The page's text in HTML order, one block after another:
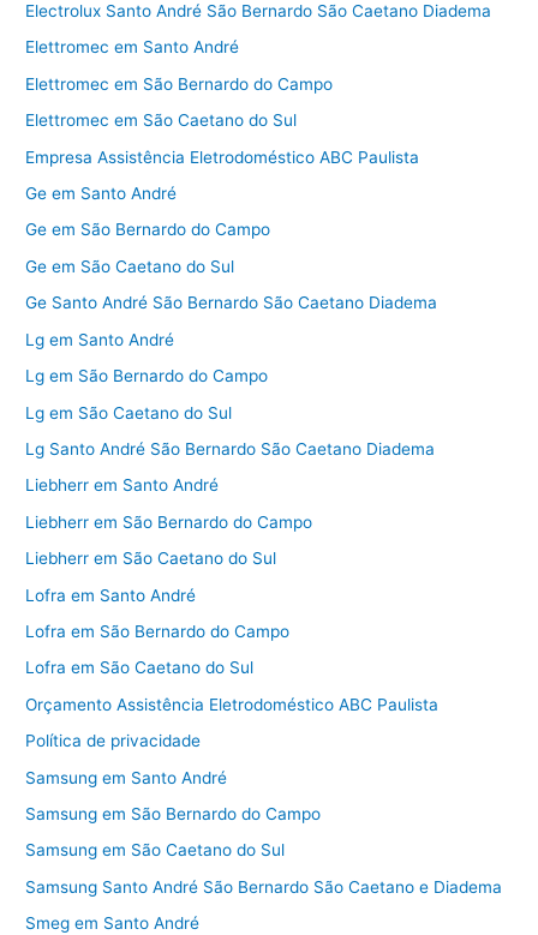
Electrolux Santo André São Bernardo São Caetano Diadema
Elettromec em Santo André
Elettromec em São Bernardo do Campo
Elettromec em São Caetano do Sul
Empresa Assistência Eletrodoméstico ABC Paulista
Ge em Santo André
Ge em São Bernardo do Campo
Ge em São Caetano do Sul
Ge Santo André São Bernardo São Caetano Diadema
Lg em Santo André
Lg em São Bernardo do Campo
Lg em São Caetano do Sul
Lg Santo André São Bernardo São Caetano Diadema
Liebherr em Santo André
Liebherr em São Bernardo do Campo
Liebherr em São Caetano do Sul
Lofra em Santo André
Lofra em São Bernardo do Campo
Lofra em São Caetano do Sul
Orçamento Assistência Eletrodoméstico ABC Paulista
Política de privacidade
Samsung em Santo André
Samsung em São Bernardo do Campo
Samsung em São Caetano do Sul
Samsung Santo André São Bernardo São Caetano e Diadema
Smeg em Santo André